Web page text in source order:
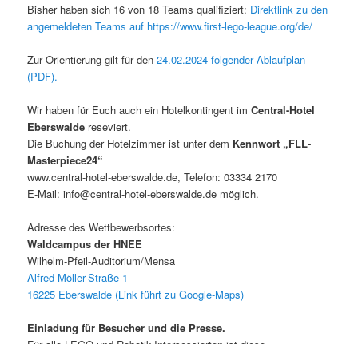
Bisher haben sich 16 von 18 Teams qualifiziert: Direktlink zu den
angemeldeten Teams auf https://www.first-lego-league.org/de/
Zur Orientierung gilt für den24.02.2024 folgender Ablaufplan
(PDF).
Wir haben für Euch auch ein Hotelkontingent imCentral-Hotel
Eberswalde reseviert.
Die Buchung der Hotelzimmer ist unter dem Kennwort „FLL-
Masterpiece24“
www.central-hotel-eberswalde.de, Telefon: 03334 2170
E-Mail: info@central-hotel-eberswalde.de möglich.
Adresse des Wettbewerbsortes:
Waldcampus der HNEE
Wilhelm-Pfeil-Auditorium/Mensa
Alfred-Möller-Straße 1
16225 Eberswalde (Link führt zu Google-Maps)
Einladung für Besucher und die Presse.